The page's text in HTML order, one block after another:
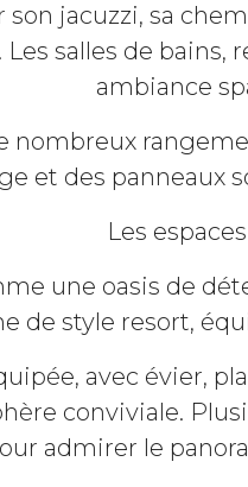
jacuzzi, sa
salles de
ambiance
nombreux
et des
Les
une oasis de
de style resort,
avec évier,
conviviale.
admirer le